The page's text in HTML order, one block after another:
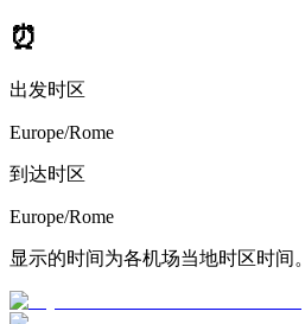
⏰
出发时区
Europe/Rome
到达时区
Europe/Rome
显示的时间为各机场当地时区时间。